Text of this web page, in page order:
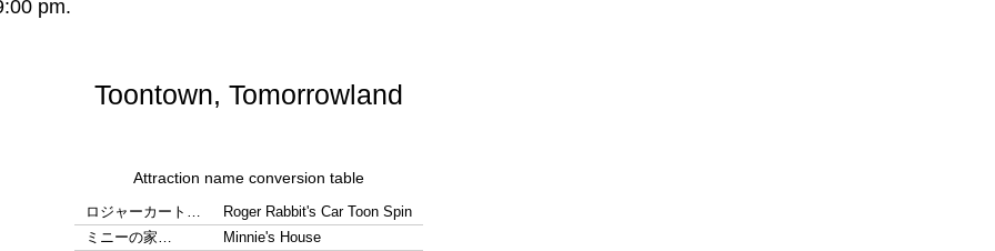
Toontown, Tomorrowland
Attraction name conversion table
ロジャーカート…
Roger Rabbit's Car Toon Spin
ミニーの家…
Minnie's House